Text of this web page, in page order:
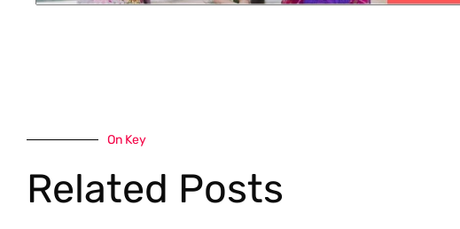
On Key
Related Posts